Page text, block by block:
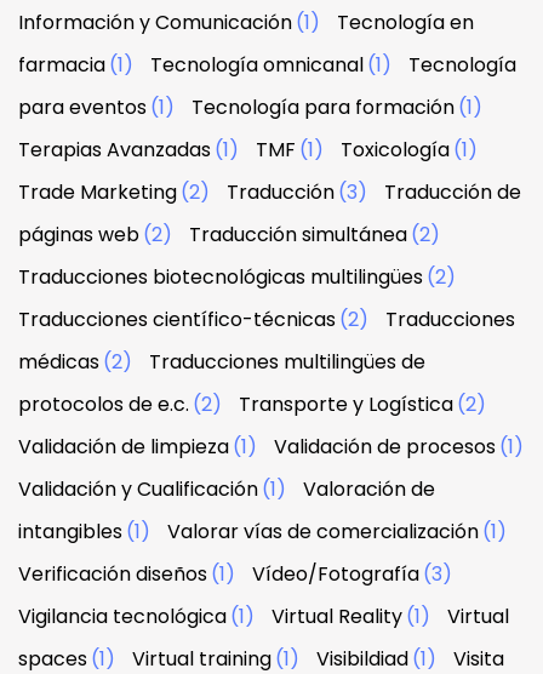
Información y Comunicación(1)
Tecnología en
farmacia(1) Tecnología omnicanal(1)
Tecnología
para eventos(1) Tecnología para formación(1)
Terapias Avanzadas(1) TMF (1) Toxicología(1)
Trade Marketing(2) Traducción(3)
Traducción de
páginas web(2) Traducción simultánea(2)
Traducciones biotecnológicas multilingües(2)
Traducciones científico-técnicas(2)
Traducciones
médicas(2)
Traducciones multilingües de
protocolos de e.c. (2) Transporte y Logística(2)
Validación de limpieza(1) Validación de procesos(1)
Validación y Cualificación(1)
Valoración de
intangibles(1) Valorar vías de comercialización(1)
Verificación diseños(1) Vídeo/Fotografía(3)
Vigilancia tecnológica(1) Virtual Reality(1)
Virtual
spaces(1) Virtual training(1) Visibildiad(1)
Visita